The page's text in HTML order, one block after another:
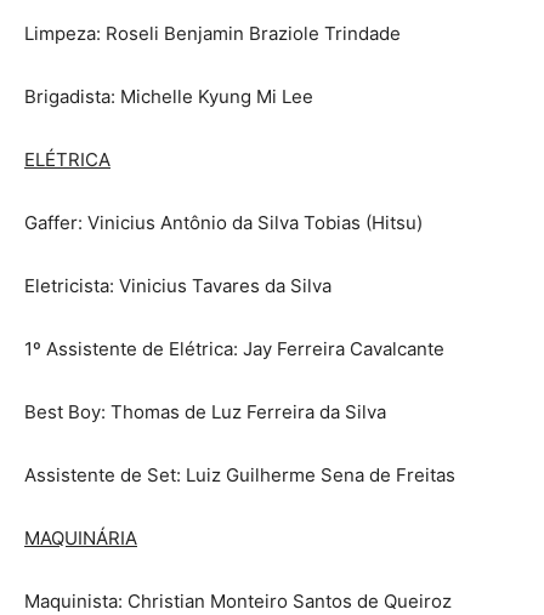
Limpeza: Roseli Benjamin Braziole Trindade
Brigadista: Michelle Kyung Mi Lee
ELÉTRICA
Gaffer: Vinicius Antônio da Silva Tobias (Hitsu)
Eletricista: Vinicius Tavares da Silva
1º Assistente de Elétrica: Jay Ferreira Cavalcante
Best Boy: Thomas de Luz Ferreira da Silva
Assistente de Set: Luiz Guilherme Sena de Freitas
MAQUINÁRIA
Maquinista: Christian Monteiro Santos de Queiroz